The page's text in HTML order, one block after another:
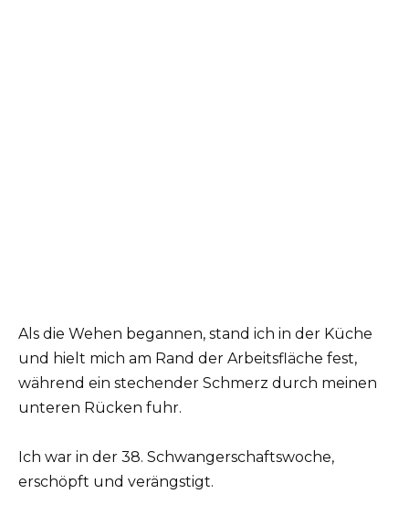
Als die Wehen begannen, stand ich in der Küche
und hielt mich am Rand der Arbeitsfläche fest,
während ein stechender Schmerz durch meinen
unteren Rücken fuhr.
Ich war in der 38. Schwangerschaftswoche,
erschöpft und verängstigt.